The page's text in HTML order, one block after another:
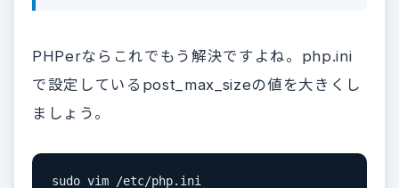
PHPerならこれでもう解決ですよね。php.ini
で設定しているpost_max_sizeの値を大きくし
ましょう。